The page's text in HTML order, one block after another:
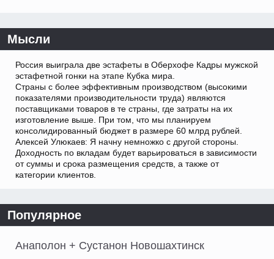
Мысли
Россия выиграла две эстафеты в Оберхофе Кадры мужской
эстафетной гонки на этапе Кубка мира.
Страны с более эффективным производством (высокими
показателями производительности труда) являются
поставщиками товаров в те страны, где затраты на их
изготовление выше. При том, что мы планируем
консолидированный бюджет в размере 60 млрд рублей.
Алексей Улюкаев: Я начну немножко с другой стороны.
Доходность по вкладам будет варьироваться в зависимости
от суммы и срока размещения средств, а также от
категории клиентов.
Популярное
Анаполон + Сустанон Новошахтинск